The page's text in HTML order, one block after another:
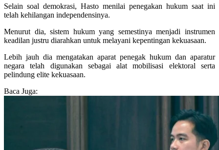
Selain soal demokrasi, Hasto menilai penegakan hukum saat ini
telah kehilangan independensinya.
Menurut dia, sistem hukum yang semestinya menjadi instrumen
keadilan justru diarahkan untuk melayani kepentingan kekuasaan.
Lebih jauh dia mengatakan aparat penegak hukum dan aparatur
negara telah digunakan sebagai alat mobilisasi elektoral serta
pelindung elite kekuasaan.
Baca Juga: